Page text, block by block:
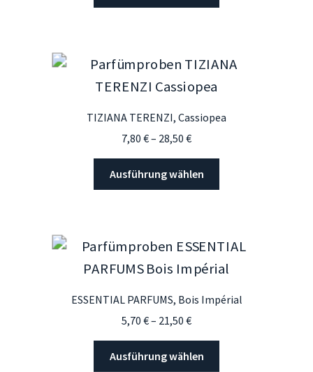
28,50 €
auf.
können
der
gewählt
TIZIANA TERENZI, Cassiopea
7,80 €– 28,50 €Preisspanne:
7,80 €
bis
28,50 €
Ausführung wählen
auf.
Die
können
der
ESSENTIAL PARFUMS, Bois Impérial
5,70 €– 21,50 €Preisspanne:
5,70 €
bis
Ausführung wählen